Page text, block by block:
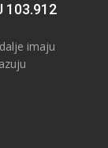
103.912
imaju